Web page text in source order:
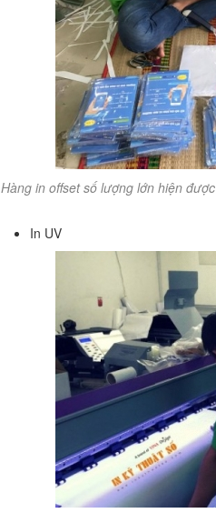
Hàng in offset số lượng lớn hiện
In UV